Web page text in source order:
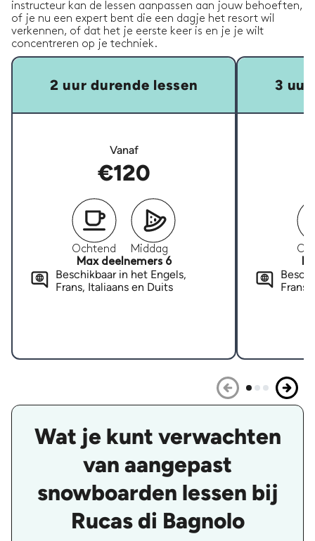
instructeur kan de lessen aanpassen aan jouw behoeften,
of je nu een expert bent die een dagje het resort wil
verkennen, of dat het je eerste keer is en je je wilt
concentreren op je techniek.
2 uur durende lessen
Vanaf
€120
Ochtend
Middag
Max deelnemers 6
Beschikbaar in het Engels,
Frans, Italiaans en Duits
3 uur
Frans,
Wat je kunt verwachten
van aangepast
snowboarden lessen bij
Rucas di Bagnolo